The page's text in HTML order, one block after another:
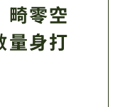
畸零空
量身打